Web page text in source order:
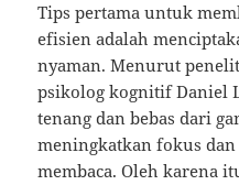
Tips pertama untuk
efisien adalah
nyaman. Menurut
psikolog kognitif Daniel
tenang dan bebas dari
meningkatkan fokus dan
membaca. Oleh karena